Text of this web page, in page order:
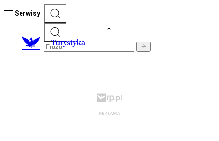
Serwisy
Turystyka